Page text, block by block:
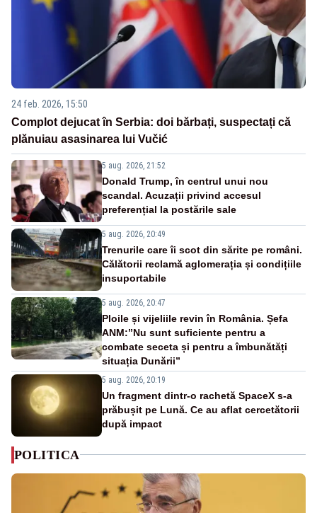
24 feb. 2026, 15:50
Complot dejucat în Serbia: doi bărbați, suspectați că
plănuiau asasinarea lui Vučić
5 aug. 2026, 21:52
Donald Trump, în centrul unui nou
scandal. Acuzații privind accesul
preferențial la postările sale
5 aug. 2026, 20:49
Trenurile care îi scot din sărite pe români.
Călătorii reclamă aglomerația și condițiile
insuportabile
5 aug. 2026, 20:47
Ploile și vijeliile revin în România. Șefa
ANM:”Nu sunt suficiente pentru a
combate seceta și pentru a îmbunătăți
situația Dunării”
5 aug. 2026, 20:19
Un fragment dintr-o rachetă SpaceX s-a
prăbușit pe Lună. Ce au aflat cercetătorii
după impact
POLITICA